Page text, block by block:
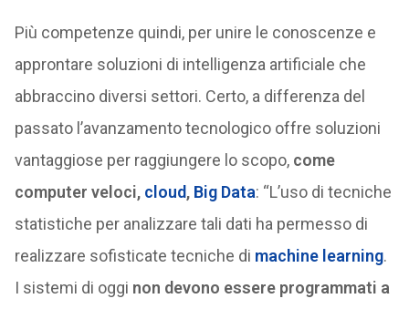
Più competenze quindi, per unire le conoscenze e
approntare soluzioni di intelligenza artificiale che
abbraccino diversi settori. Certo, a differenza del
passato l’avanzamento tecnologico offre soluzioni
vantaggiose per raggiungere lo scopo, come
computer veloci, cloud, Big Data: “L’uso di tecniche
statistiche per analizzare tali dati ha permesso di
realizzare sofisticate tecniche di machine learning.
I sistemi di oggi non devono essere programmati a